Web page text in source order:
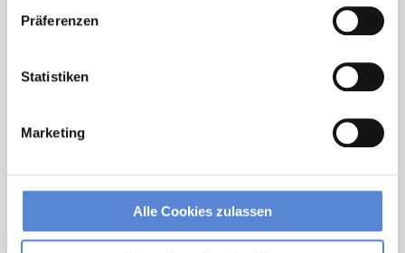
Präferenzen
Statistiken
Marketing
Alle Cookies zulassen
Tel.: +49 (0) 521 / 911 730 33
hallo@deutscherhausarztservice.de